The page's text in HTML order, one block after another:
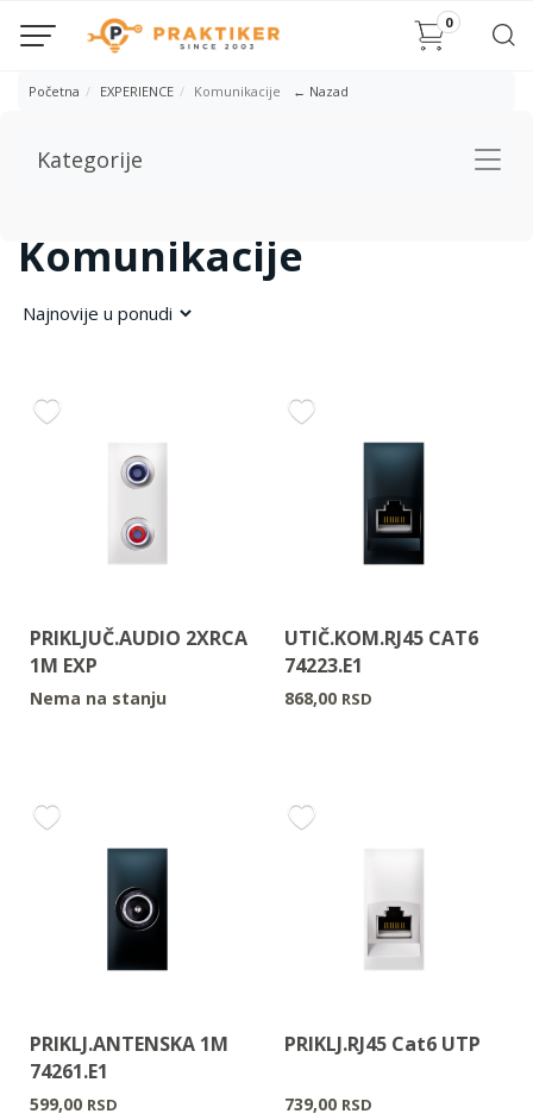
0
Početna EXPERIENCE Komunikacije ← Nazad
Kategorije
Komunikacije
PRIKLJUČ.AUDIO 2XRCA
1M EXP
Nema na stanju
UTIČ.KOM.RJ45 CAT6
74223.E1
868,00 RSD
PRIKLJ.ANTENSKA 1M
74261.E1
599,00 RSD
PRIKLJ.RJ45 Cat6 UTP
739,00 RSD